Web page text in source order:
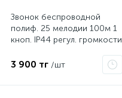
Звонок беспроводной
полиф. 25 мелодии 100м 1
кноп. IP44 регул. громкости
KOC_AG530
3 900 тг /шт